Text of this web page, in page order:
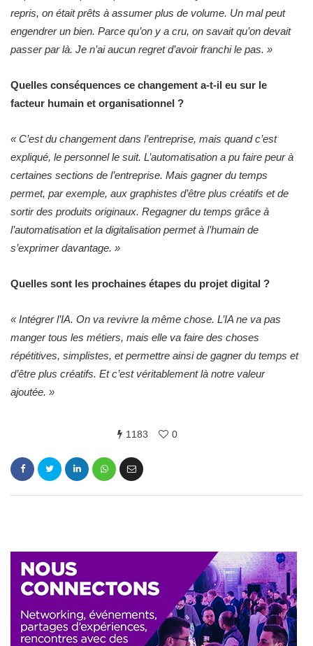
repris, on était prêts à assumer plus de volume. Un mal peut
engendrer un bien. Parce qu’on y a cru, on savait qu’on devait
passer par là. Je n’ai aucun regret d’avoir franchi le pas. »
Quelles conséquences ce changement a-t-il eu sur le
facteur humain et organisationnel ?
« C’est du changement dans l’entreprise, mais quand c’est
expliqué, le personnel le suit. L’automatisation a pu faire peur à
certaines sections de l’entreprise. Mais gagner du temps
permet, par exemple, aux graphistes d’être plus créatifs et de
sortir des produits originaux. Regagner du temps grâce à
l’automatisation et la digitalisation permet à l’humain de
s’exprimer davantage. »
Quelles sont les prochaines étapes du projet digital ?
« Intégrer l’IA. On va revivre la même chose. L’IA ne va pas
manger tous les métiers, mais elle va faire des choses
répétitives, simplistes, et permettre ainsi de gagner du temps et
d’être plus créatifs. Et c’est véritablement là notre valeur
ajoutée. »
1183 0